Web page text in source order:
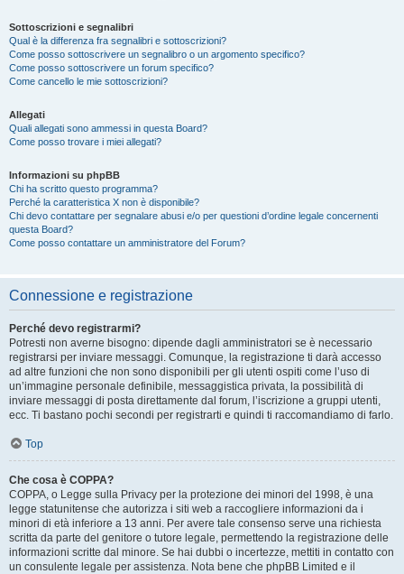
Sottoscrizioni e segnalibri
Qual è la differenza fra segnalibri e sottoscrizioni?
Come posso sottoscrivere un segnalibro o un argomento specifico?
Come posso sottoscrivere un forum specifico?
Come cancello le mie sottoscrizioni?
Allegati
Quali allegati sono ammessi in questa Board?
Come posso trovare i miei allegati?
Informazioni su phpBB
Chi ha scritto questo programma?
Perché la caratteristica X non è disponibile?
Chi devo contattare per segnalare abusi e/o per questioni d’ordine legale concernenti
questa Board?
Come posso contattare un amministratore del Forum?
Connessione e registrazione
Perché devo registrarmi?
Potresti non averne bisogno: dipende dagli amministratori se è necessario
registrarsi per inviare messaggi. Comunque, la registrazione ti darà accesso
ad altre funzioni che non sono disponibili per gli utenti ospiti come l’uso di
un’immagine personale definibile, messaggistica privata, la possibilità di
inviare messaggi di posta direttamente dal forum, l’iscrizione a gruppi utenti,
ecc. Ti bastano pochi secondi per registrarti e quindi ti raccomandiamo di farlo.
Top
Che cosa è COPPA?
COPPA, o Legge sulla Privacy per la protezione dei minori del 1998, è una
legge statunitense che autorizza i siti web a raccogliere informazioni da i
minori di età inferiore a 13 anni. Per avere tale consenso serve una richiesta
scritta da parte del genitore o tutore legale, permettendo la registrazione delle
informazioni scritte dal minore. Se hai dubbi o incertezze, mettiti in contatto con
un consulente legale per assistenza. Nota bene che phpBB Limited e il